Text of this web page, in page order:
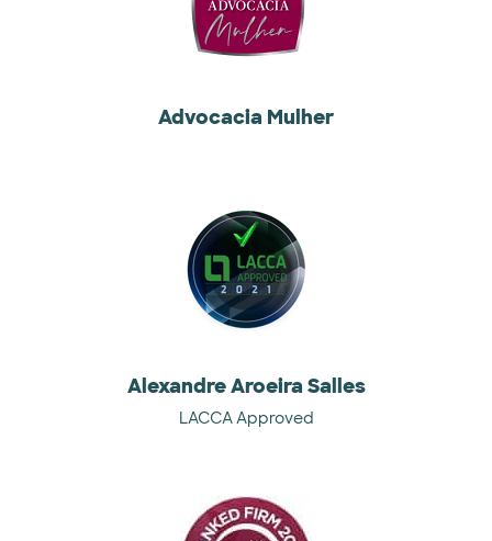
Advocacia Mulher
Alexandre Aroeira Salles
LACCA Approved